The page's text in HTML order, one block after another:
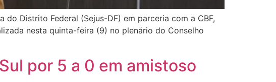
Distrito Federal (Sejus-DF) em parceria com a CBF,
nesta quinta-feira (9) no plenário do Conselho
por 5 a 0 em amistoso